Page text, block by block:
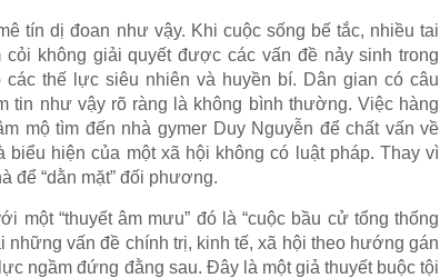
tín dị đoan như vậy. Khi cuộc sống bế tắc, nhiều tai
không giải quyết được các vấn đề nảy sinh trong
thế lực siêu nhiên và huyền bí. Dân gian có câu
tin như vậy rõ ràng là không bình thường. Việc hàng
mộ tìm đến nhà gymer Duy Nguyễn để chất vấn về
hiện của một xã hội không có luật pháp. Thay vì
để “dằn mặt” đối phương.
một “thuyết âm mưu” đó là “cuộc bầu cử tổng thống
những vấn đề chính trị, kinh tế, xã hội theo hướng gán
ngầm đứng đằng sau. Đây là một giả thuyết buộc tội